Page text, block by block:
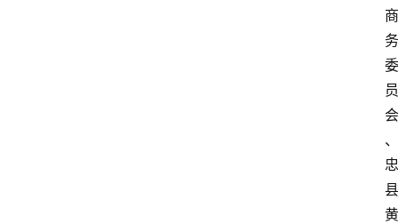
商
务
委
员
会
、
忠
县
黄